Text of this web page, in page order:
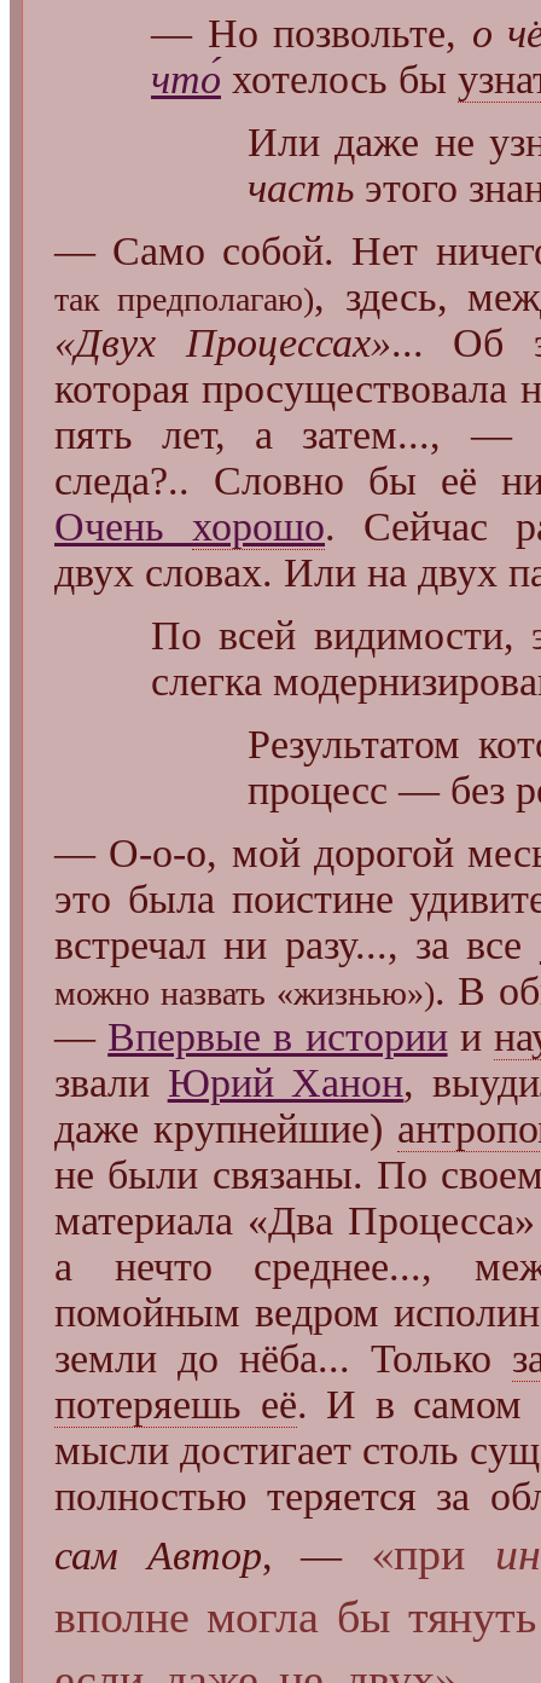
— Но позвольте, о
что́ хотелось бы
Или даже не
часть этого
— Само собой. Нет
так предполагаю), здесь,
«Двух Процессах»... Об
которая просуществовала
пять лет, а затем..., —
следа?.. Словно бы её
Очень хорошо. Сейчас
двух словах. Или на двух
По всей видимости,
слегка
Результатом
процесс — без
— О-о-о, мой дорогой
это была поистине
встречал ни разу..., за все
можно назвать «жизнью»). В
— Впервые в историии
звали Юрий Ханон,
даже крупнейшие)
не были связаны. По
материала «Два
а нечто среднее...,
помойным ведром
земли до нёба... Только
потеряешь её. И в самом
мысли достигает столь
полностью теряется за
сам Автор, — «при
вполне могла бы